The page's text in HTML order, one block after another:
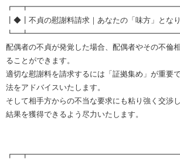
┃◆┃不貞の慰謝料請求｜あなたの「味方」とな
配偶者の不貞が発覚した場合、配偶者やその不倫
ることができます。
適切な慰謝料を請求するには「証拠集め」が重要
法をアドバイスいたします。
そして相手方からの不当な要求にも粘り強く交渉
結果を獲得できるよう尽力いたします。